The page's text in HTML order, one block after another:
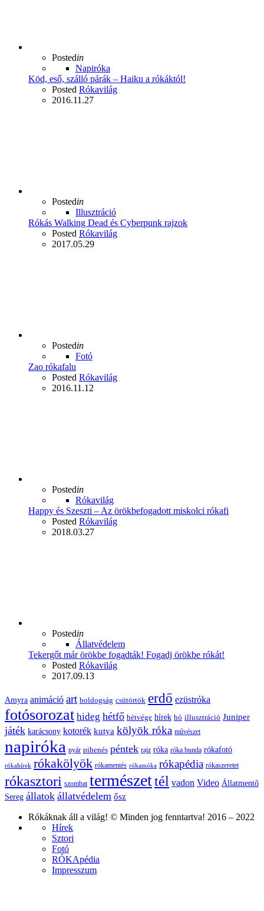
Postedin
Napiróka
Köd, eső, szálló párák – Haiku a rókáktól!
Posted Rókavilág
2016.11.27
Postedin
Illusztráció
Rókás Walking Dead és Cyberpunk rajzok
Posted Rókavilág
2017.05.29
Postedin
Fotó
Zao rókafalu
Posted Rókavilág
2016.11.12
Postedin
Rókavilág
Happy és Szeszti – Az örökbefogadott miskolci rókafi
Posted Rókavilág
2018.03.27
Postedin
Állatvédelem
Tekergőt már örökbe fogadták! Fogadj örökbe rókát!
Posted Rókavilág
2017.09.13
Amyra animáció art boldogság csütörtök erdő ezüstróka
fotósorozat hideg hétfő hétvége hírek hó illusztráció Juniper
játék karácsony kotorék kutya kölyök róka művészet
napiróka nyár pihenés péntek rajz róka róka bunda rókafotó
rókahírek rókakölyök rókamentés rókamóka rókapédia rókaszeretet
rókasztori szombat természettél vadon Video Állatmentő
Sereg állatok állatvédelem ősz
Rókáknak áll a világ! © Minden jog fenntartva! 2016 – 2022
Hírek
Sztori
Fotó
RÓKApédia
Impresszum